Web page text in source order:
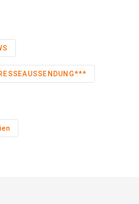
PRESSEAUSSENDUNG***